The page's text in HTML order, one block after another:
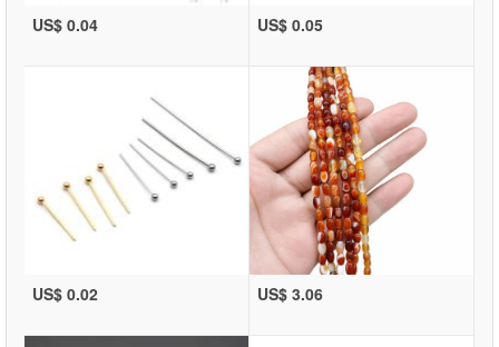
US$ 0.04 US$ 0.05
US$ 0.02 US$ 3.06